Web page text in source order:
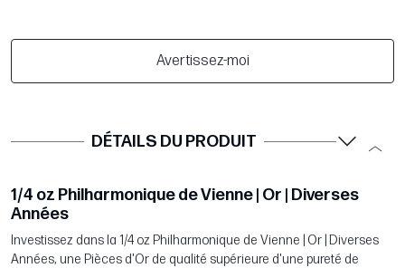
Avertissez-moi
DÉTAILS DU PRODUIT
1/4 oz Philharmonique de Vienne | Or | Diverses
Années
Investissez dans la 1/4 oz Philharmonique de Vienne | Or | Diverses
Années, une Pièces d'Or de qualité supérieure d'une pureté de